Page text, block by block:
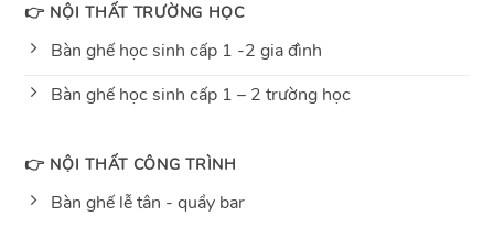
👉 NỘI THẤT TRƯỜNG HỌC
Bàn ghế học sinh cấp 1 -2 gia đình
Bàn ghế học sinh cấp 1 – 2 trường học
👉 NỘI THẤT CÔNG TRÌNH
Bàn ghế lễ tân - quầy bar